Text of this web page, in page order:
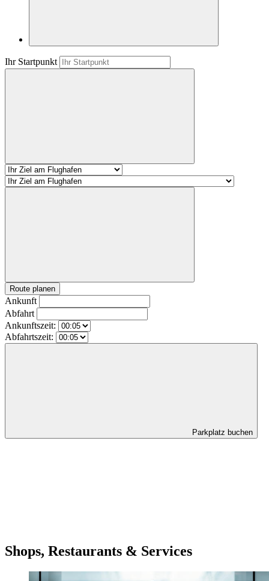
Ihr Startpunkt
Route planen
Ankunft
Abfahrt
Ankunftszeit:
Abfahrtszeit:
Parkplatz buchen
Shops, Restaurants & Services